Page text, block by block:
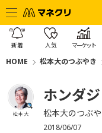
新着 人気 マーケット
HOME 松本大のつぶやき
松本 大
ホンダ
松本大のつぶ
2018/06/07